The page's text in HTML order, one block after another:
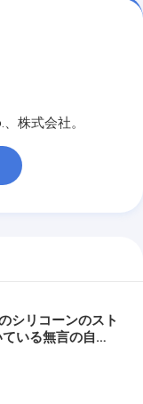
株式会社。
シリコーンのスト
いる無言の自動